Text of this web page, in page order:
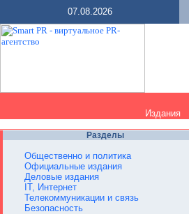
07.08.2026
Издания
Разделы
Общественно и политика
Официальные издания
Деловые издания
IT, Интернет
Телекоммуникации и связь
Безопасность